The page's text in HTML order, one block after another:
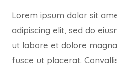
Lorem ipsum dolor sit
adipiscing elit, sed do
ut labore et dolore
fusce ut placerat.